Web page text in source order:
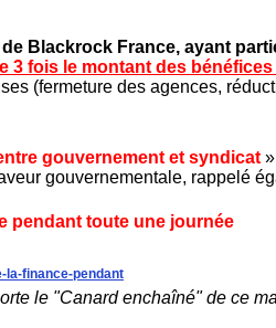
Blackrock France, ayant
3 fois le montant des
(fermeture des agences,
gouvernement et syndicat
gouvernementale, rappelé
pendant toute une journée
la-finance-pendant
le "Canard enchaîné" de ce